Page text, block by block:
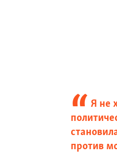
Я не
против